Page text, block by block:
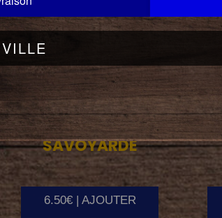
SAVOYARDE
6.50€ | AJOUTER